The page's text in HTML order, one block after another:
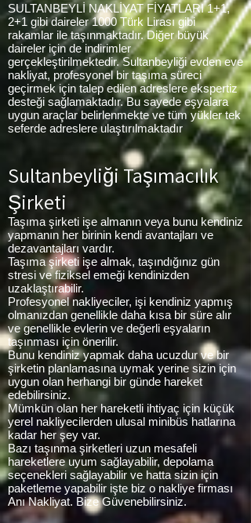
SULTANBEYLİ NAKLİYAT FİYATLARI 1+1,
2+1 gibi daireler 1000 Türk Lirası gibi
rakamlar ile taşınmaktadır. Diğer büyük
daireler için de indirimler
gerçekleştirilmektedir. Sultanbeyliği evden eve
nakliyat, profesyonel bir taşıma süreci
geçirmek için talep edilen adreslere ekspertiz
desteği sağlamaktadır. Bu sayede eşyalara
uygun araçlar belirlenmekte ve tüm yükler tek
seferde adreslere ulaştırılmaktadır
Sultanbeyliği Taşımacılık
Şirketi
Taşıma şirketi işe almanın veya bunu kendiniz
yapmanın her birinin kendi avantajları ve
dezavantajları vardır.
Taşıma şirketi işe almak, taşındığınız gün
stresi ve fiziksel emeği kendinizden
uzaklaştırabilir.
Profesyonel nakliyeciler, işi kendiniz yapmış
olmanızdan genellikle daha kısa bir süre alır
ve genellikle evlerin ve değerli eşyaların
taşınması için önerilir.
Bunu kendiniz yapmak daha ucuzdur ve bir
şirketin planlamasına uymak yerine sizin için
uygun olan herhangi bir günde hareket
edebilirsiniz.
Mümkün olan her hareketli ihtiyaç için küçük
yerel nakliyecilerden ulusal minibüs hatlarına
kadar her şey var.
Bazı taşınma şirketleri uzun mesafeli
hareketlere uyum sağlayabilir, depolama
seçenekleri sağlayabilir ve hatta sizin için
paketleme yapabilir işte biz o nakliye firması
Anı Nakliyat. Bize Güvenebilirsiniz.